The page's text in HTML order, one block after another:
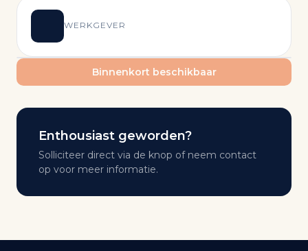
WERKGEVER
Binnenkort beschikbaar
Enthousiast geworden?
Solliciteer direct via de knop of neem contact
op voor meer informatie.